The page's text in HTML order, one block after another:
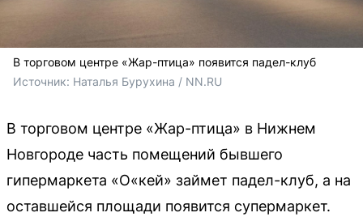
В торговом центре «Жар-птица» появится падел-клуб
Источник: Наталья Бурухина / NN.RU
В торговом центре «Жар-птица» в Нижнем
Новгороде часть помещений бывшего
гипермаркета «О«кей» займет падел-клуб, а на
оставшейся площади появится супермаркет.